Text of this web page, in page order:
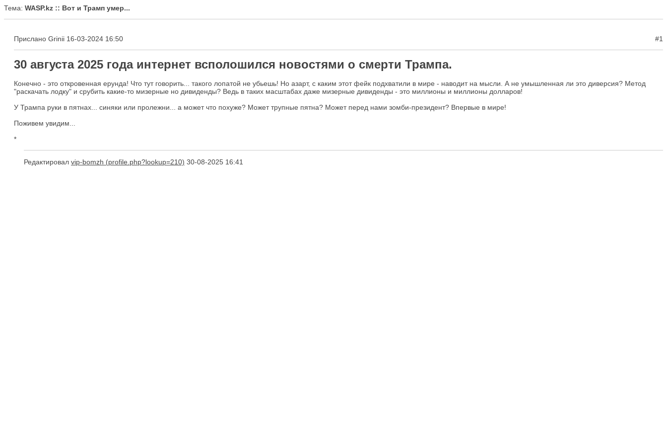
Тема: WASP.kz :: Вот и Трамп умер...
Прислано Grinii 16-03-2024 16:50 #1
30 августа 2025 года интернет всполошился новостями о смерти Трампа.
Конечно - это откровенная ерунда! Что тут говорить... такого лопатой не убьешь! Но азарт, с каким этот фейк подхватили в мире - наводит на мысли. А не умышленная ли это диверсия? Метод
"раскачать лодку" и срубить какие-то мизерные но дивиденды? Ведь в таких масштабах даже мизерные дивиденды - это миллионы и миллионы долларов!
У Трампа руки в пятнах... синяки или пролежни... а может что похуже? Может трупные пятна? Может перед нами зомби-президент? Впервые в мире!
Поживем увидим...
*
Редактировал vip-bomzh 30-08-2025 16:41